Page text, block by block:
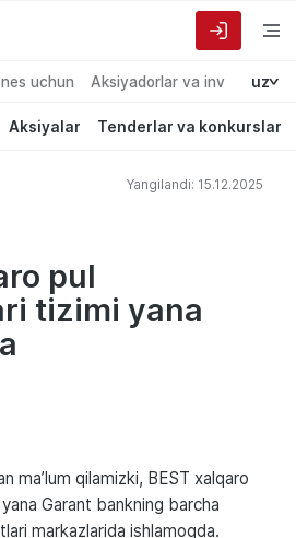
uchun Aksiyadorlar va investorlarga
uz
Aksiyalar Tenderlar va konkurslar
Yangilandi: 15.12.2025
pul
tizimi yana
ma’lum qilamizki, BEST xalqaro
Garant bankning barcha
markazlarida ishlamoqda.